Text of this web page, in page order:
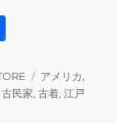
タ
グ
アメリカ,
古民家,古着,江戸